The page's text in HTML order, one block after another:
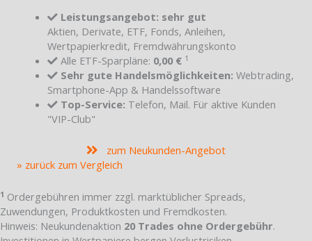
Leistungsangebot: sehr gut
Aktien, Derivate, ETF, Fonds, Anleihen,
Wertpapierkredit, Fremdwährungskonto
Alle ETF-Sparpläne: 0,00 € 1
Sehr gute Handelsmöglichkeiten: Webtrading,
Smartphone-App & Handelssoftware
Top-Service: Telefon, Mail. Für aktive Kunden
"VIP-Club"
zum Neukunden-Angebot
» zurück zum Vergleich
1 Ordergebühren immer zzgl. marktüblicher Spreads,
Zuwendungen, Produktkosten und Fremdkosten.
Hinweis: Neukundenaktion 20 Trades ohne Ordergebühr.